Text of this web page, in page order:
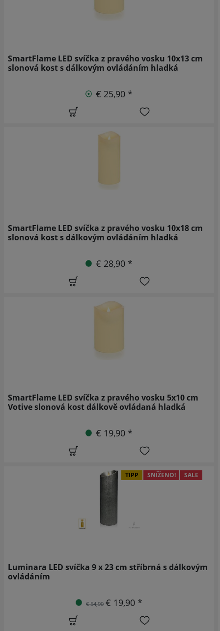
SmartFlame LED svíčka z pravého vosku 10x13 cm
slonová kost s dálkovým ovládáním hladká
€ 25,90 *
SmartFlame LED svíčka z pravého vosku 10x18 cm
slonová kost s dálkovým ovládáním hladká
€ 28,90 *
SmartFlame LED svíčka z pravého vosku 5x10 cm
Votive slonová kost dálkově ovládaná hladká
€ 19,90 *
TIPP SNÍŽENO! SALE
Luminara LED svíčka 9 x 23 cm stříbrná s dálkovým
ovládáním
€ 54,90 € 19,90 *